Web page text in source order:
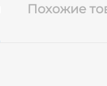
Похожие